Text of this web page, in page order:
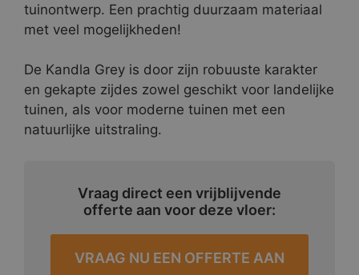
tuinontwerp. Een prachtig duurzaam materiaal
met veel mogelijkheden!
De Kandla Grey is door zijn robuuste karakter
en gekapte zijdes zowel geschikt voor landelijke
tuinen, als voor moderne tuinen met een
natuurlijke uitstraling.
Vraag direct een vrijblijvende
offerte aan voor deze vloer:
VRAAG NU EEN OFFERTE AAN